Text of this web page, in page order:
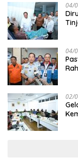
04/
04/
02/